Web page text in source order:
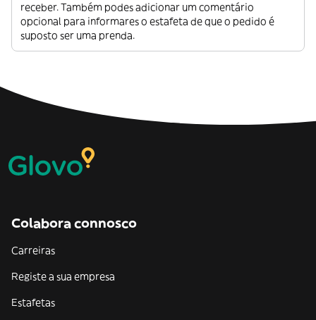
receber. Também podes adicionar um comentário
opcional para informares o estafeta de que o pedido é
suposto ser uma prenda.
Colabora connosco
Carreiras
Registe a sua empresa
Estafetas